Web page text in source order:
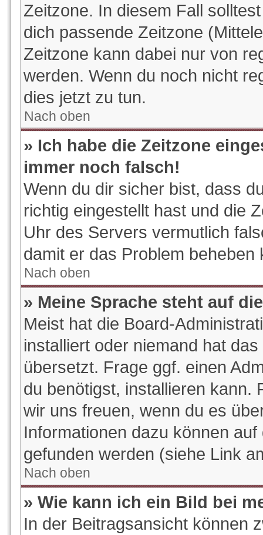
Zeitzone. In diesem Fall
dich passende Zeitzone
Zeitzone kann dabei nur von
werden. Wenn du noch nicht
dies jetzt zu tun.
Nach oben
» Ich habe die Zeitzone
immer noch falsch!
Wenn du dir sicher bist, dass
richtig eingestellt hast und die
Uhr des Servers vermutlich
damit er das Problem beheben
Nach oben
» Meine Sprache steht auf
Meist hat die Board-
installiert oder niemand hat
übersetzt. Frage ggf. einen
du benötigst, installieren kann.
wir uns freuen, wenn du es
Informationen dazu können
gefunden werden (siehe Link
Nach oben
» Wie kann ich ein Bild bei
In der Beitragsansicht können